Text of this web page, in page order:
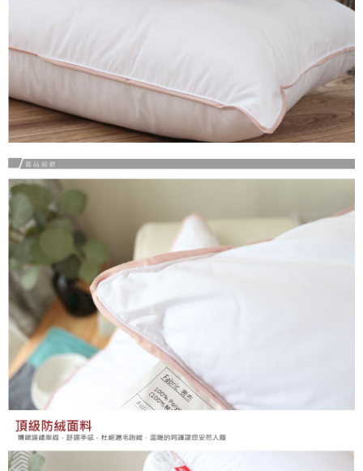
權轉讓予恩沛科技股份有限公司。
２．關於個人資料處理事宜，請瀏覽以下網址：
https://aftee.tw/terms/#terms3
３．未成年的使用者請事先徵得法定代理人或監護人之同意方可使用
「AFTEE先享後付」，若未經同意申辦者引起之損失，本公司不負相關責
任。
４．使用「AFTEE先享後付」時，將依據個別帳號之用戶狀況，依本公司即
請求用戶進行身份認證。
５．嚴禁一人註冊多個帳號或使用他人資訊註冊。若發現惡意使用之情形，
恩沛科技股份有限公司將有權停止該用戶之使用額度並採取法律行動。